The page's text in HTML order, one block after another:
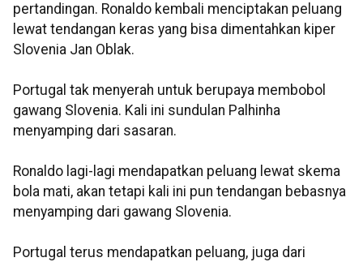
pertandingan. Ronaldo kembali menciptakan peluang
lewat tendangan keras yang bisa dimentahkan kiper
Slovenia Jan Oblak.
Portugal tak menyerah untuk berupaya membobol
gawang Slovenia. Kali ini sundulan Palhinha
menyamping dari sasaran.
Ronaldo lagi-lagi mendapatkan peluang lewat skema
bola mati, akan tetapi kali ini pun tendangan bebasnya
menyamping dari gawang Slovenia.
Portugal terus mendapatkan peluang, juga dari